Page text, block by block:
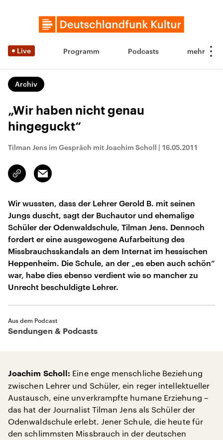
Live Programm Podcasts
Archiv
„Wir haben nicht genau
hingeguckt“
Tilman Jens im Gespräch mit Joachim Scholl | 16.05.2011
Link
kopieren/teilen
Email
Wir wussten, dass der Lehrer Gerold B. mit seinen
Jungs duscht, sagt der Buchautor und ehemalige
Schüler der Odenwaldschule, Tilman Jens. Dennoch
fordert er eine ausgewogene Aufarbeitung des
Missbrauchsskandals an dem Internat im hessischen
Heppenheim. Die Schule, an der „es eben auch schön“
war, habe dies ebenso verdient wie so mancher zu
Unrecht beschuldigte Lehrer.
Aus dem Podcast
Sendungen & Podcasts
Joachim Scholl: Eine enge menschliche Beziehung
zwischen Lehrer und Schüler, ein reger intellektueller
Austausch, eine unverkrampfte humane Erziehung –
das hat der Journalist Tilman Jens als Schüler der
Odenwaldschule erlebt. Jener Schule, die heute für
den schlimmsten Missbrauch in der deutschen